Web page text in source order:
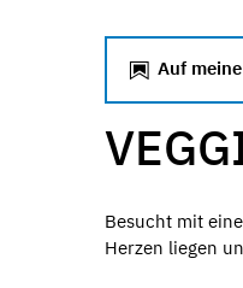
Auf
Besucht mit
Herzen liegen